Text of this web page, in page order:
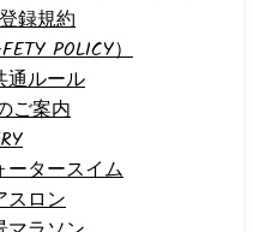
録規約
POLICY）
通ルール
ご案内
ータースイム
スロン